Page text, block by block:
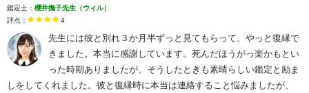
鑑定士： 櫻井撫子先生（ウィル）
評点：
4
先生には彼と別れ３か月半ずっと見てもらって、やっと復縁で
きました。本当に感謝しています。死んだほうがっ楽かもとい
った時期ありましたが、そうしたときも素晴らしい鑑定と励ま
しをしてくれました。彼と復縁時に本当は連絡すること悩みましたが、